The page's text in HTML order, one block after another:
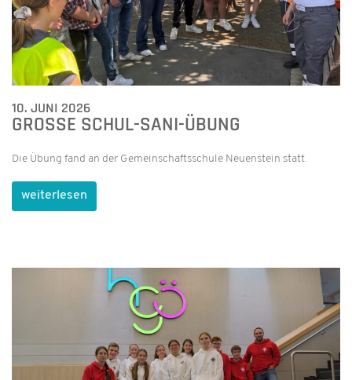
10. JUNI 2026
GROSSE SCHUL-SANI-ÜBUNG
Die Übung fand an der Gemeinschaftsschule Neuenstein statt.
weiterlesen